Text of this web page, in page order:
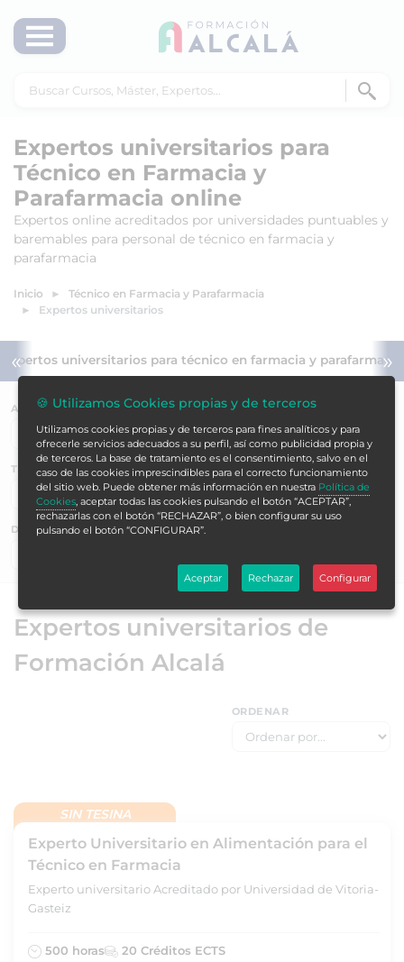
Expertos universitarios para
Técnico en Farmacia y
Parafarmacia online
Expertos online acreditados por universidades puntuables y
baremables para personal de técnico en farmacia y
parafarmacia
Inicio
Técnico en Farmacia y Parafarmacia
Expertos universitarios
«
Expertos universitarios para técnico en farmacia y parafarmacia
»
ACREDITACIÓN
TEMÁTICAS
DURACIÓN EN HORAS
Expertos universitarios de
Formación Alcalá
ORDENAR
SIN TESINA
Experto Universitario en Alimentación para el
Técnico en Farmacia
Experto universitario Acreditado por Universidad de Vitoria-
Gasteiz
500 horas 20 Créditos ECTS
🍪 Utilizamos Cookies propias y de terceros
Utilizamos cookies propias y de terceros para fines analíticos y para
ofrecerle servicios adecuados a su perfil, así como publicidad propia y
de terceros. La base de tratamiento es el consentimiento, salvo en el
caso de las cookies imprescindibles para el correcto funcionamiento
del sitio web. Puede obtener más información en nuestra Política de
Cookies , aceptar todas las cookies pulsando el botón “ACEPTAR”,
rechazarlas con el botón “RECHAZAR”, o bien configurar su uso
pulsando el botón “CONFIGURAR”.
Aceptar Rechazar Configurar